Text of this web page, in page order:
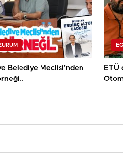
Belediye Meclisi’nden
ETÜ